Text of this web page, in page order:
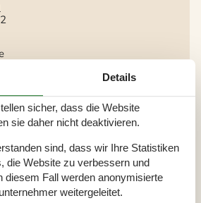
2
Details
sicher, dass die Website
sie daher nicht deaktivieren.
sind, dass wir Ihre Statistiken
die Website zu verbessern und
diesem Fall werden anonymisierte
weitergeleitet.